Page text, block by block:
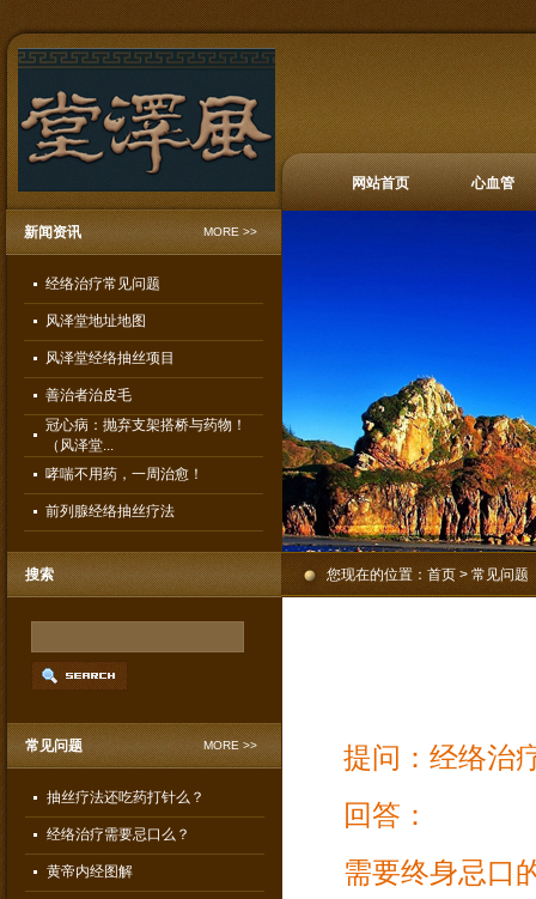
网站首页 心血管
新闻资讯 MORE >>
经络治疗常见问题
风泽堂地址地图
风泽堂经络抽丝项目
善治者治皮毛
冠心病：抛弃支架搭桥与药物！
（风泽堂...
哮喘不用药，一周治愈！
前列腺经络抽丝疗法
搜索
常见问题 MORE >>
抽丝疗法还吃药打针么？
经络治疗需要忌口么？
黄帝内经图解
您现在的位置：首页> 常见问题
提问：经络治
回答：
需要终身忌口